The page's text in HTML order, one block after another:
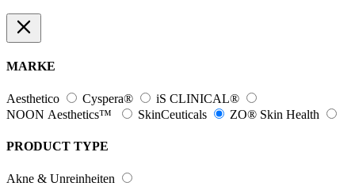
MARKE
Aesthetico Cyspera®
iS CLINICAL®
NOON Aesthetics™
SkinCeuticals ZO® Skin Health
PRODUCT TYPE
Akne & Unreinheiten